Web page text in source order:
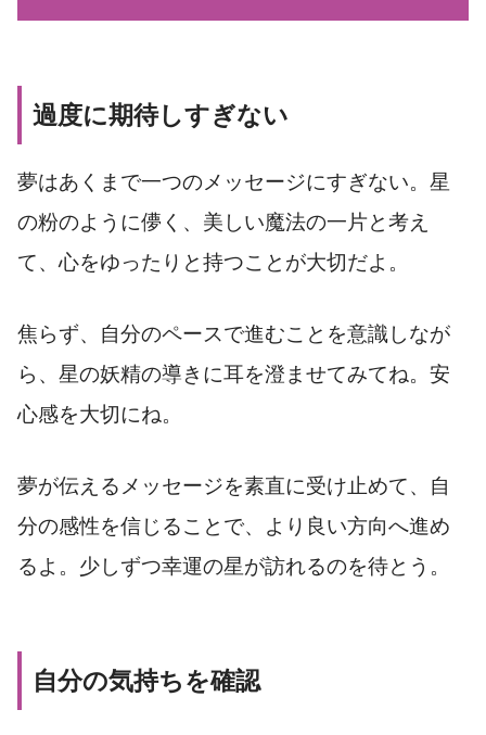
過度に期待しすぎない
夢はあくまで一つのメッセージにすぎない。星
の粉のように儚く、美しい魔法の一片と考え
て、心をゆったりと持つことが大切だよ。
焦らず、自分のペースで進むことを意識しなが
ら、星の妖精の導きに耳を澄ませてみてね。安
心感を大切にね。
夢が伝えるメッセージを素直に受け止めて、自
分の感性を信じることで、より良い方向へ進め
るよ。少しずつ幸運の星が訪れるのを待とう。
自分の気持ちを確認